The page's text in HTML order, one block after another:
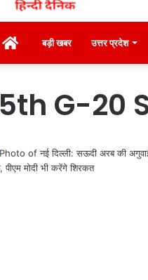
Homeबड़ी खबर उत्तर प्रदेश
G-20